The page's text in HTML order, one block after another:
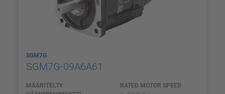
SGM7G
SGM7G-09A6A61
MÄÄRITELTY
RATED MOTOR SPEED